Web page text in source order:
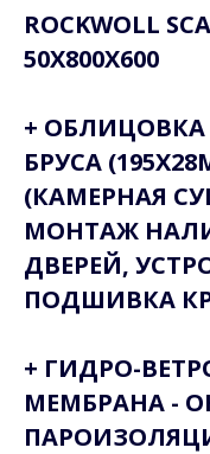
ROCKWOLL
50Х800Х600
+
БРУСА
(КАМЕРНАЯ
МОНТАЖ
ДВЕРЕЙ,
ПОДШИВКА
+ ГИДРО-
МЕМБРАНА -